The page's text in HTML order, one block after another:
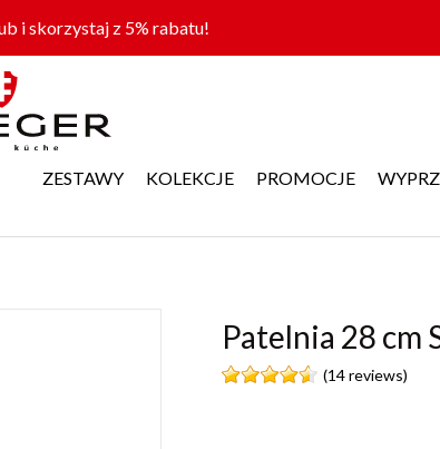
i skorzystaj z 5% rabatu!
ZESTAWY KOLEKCJE PROMOCJE
Patelnia 28 cm
(14 reviews)